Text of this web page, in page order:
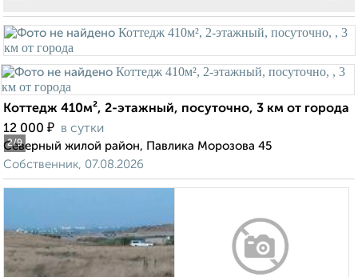
2/9
Коттедж 410м², 2-этажный, посуточно, 3 км от города
12 000 ₽ в сутки
Северный жилой район, Павлика Морозова 45
Собственник, 07.08.2026